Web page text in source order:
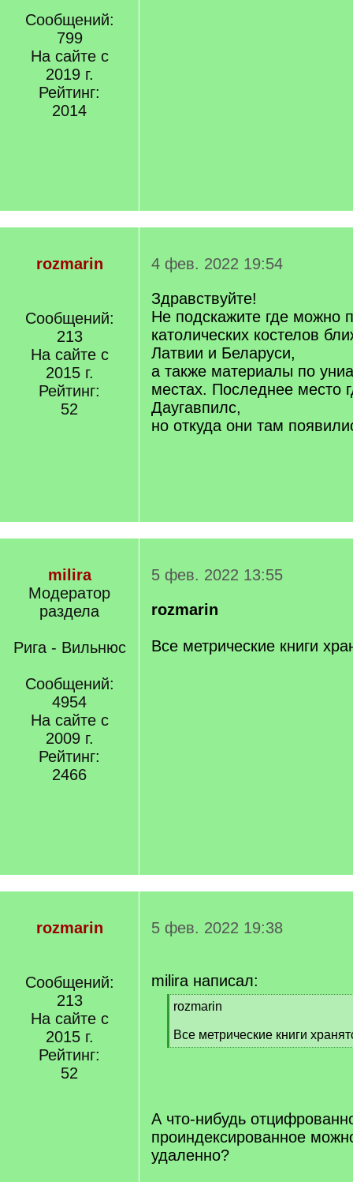
Сообщений:
799
На сайте с
2019 г.
Рейтинг:
2014
rozmarin
Сообщений:
213
На сайте с
2015 г.
Рейтинг:
52
4 фев. 2022 19:54
Здравствуйте!
Не подскажите где можно
католических костелов
Латвии и Беларуси,
а также материалы по
местах. Последнее место
Даугавпилс,
но откуда они там
milira
Модератор
раздела
Рига - Вильнюс
Сообщений:
4954
На сайте с
2009 г.
Рейтинг:
2466
5 фев. 2022 13:55
rozmarin
Все метрические книги
rozmarin
Сообщений:
213
На сайте с
2015 г.
Рейтинг:
52
5 фев. 2022 19:38
milira написал:
[
]
rozmarin
Все метрические книги
[
А что-нибудь
проиндексированное
удаленно?